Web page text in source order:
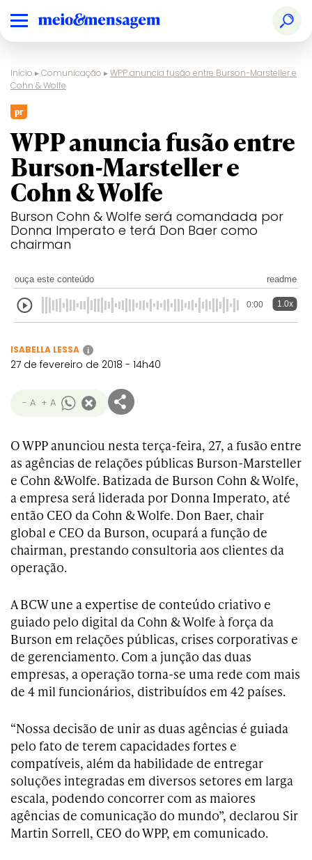
Início ▸Comunicação ▸WPP anuncia fusão entre Burson-Marsteller e
Cohn & Wolfe
pr
WPP anuncia fusão entre
Burson-Marsteller e
Cohn & Wolfe
Burson Cohn & Wolfe será comandada por
Donna Imperato e terá Don Baer como
chairman
ouça este conteúdo readme
0:00 1.0x
ISABELLA LESSA i
27 de fevereiro de 2018 - 14h40
- A + A
O WPP anunciou nesta terça-feira, 27, a fusão entre
as agências de relações públicas Burson-Marsteller
e Cohn &Wolfe. Batizada de Burson Cohn & Wolfe,
a empresa será liderada por Donna Imperato, até
então CEO da Cohn & Wolfe. Don Baer, chair
global e CEO da Burson, ocupará a função de
chairman, prestando consultoria aos clientes da
operação.
A BCW une a expertise de conteúdo criativo e
guiado pelo digital da Cohn & Wolfe à força da
Burson em relações públicas, crises corporativas e
de gerenciamento. Com a junção das duas
empresas, a operação torna-se uma rede com mais
de 4 mil funcionários, distribuídos em 42 países.
“Nossa decisão de unir as duas agências é guiada
pelo fato de terem capacidades fortes e
compatíveis, além da habilidade de entregar
soluções integradas em diversos setores em larga
escala, podendo concorrer com as maiores
agências de comunicação do mundo”, declarou Sir
Martin Sorrell, CEO do WPP, em comunicado.